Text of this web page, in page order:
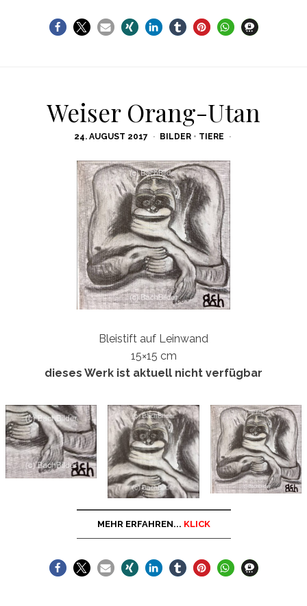
Weiser Orang-Utan
POSTED
24. AUGUST 2017 BILDER• TIERE
Bleistift auf Leinwand
15×15 cm
dieses Werk ist aktuell nicht verfügbar
MEHR ERFAHREN... KLICK